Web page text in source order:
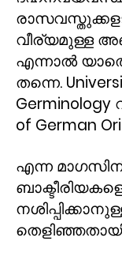
വീര്യമുള്ള
എന്നാൽ
തന്നെ.
Germinology
of German
എന്ന